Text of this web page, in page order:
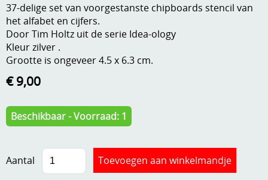
DVD-CD
Embossen
Handige extra's
Hechtingsmaterialen
Hout , MDF, kartonmateriaal, steen
Kleurmateriaal-tekenmateriaal
Kneedmateriaal
Anders creatief
Gastenboek
37-delige set van voorgestanste chipboards stencil van
het alfabet en cijfers.
Door Tim Holtz uit de serie Idea-ology
Kleur zilver .
Grootte is ongeveer 4.5 x 6.3 cm.
€ 9,00
Beschikbaar - Voorraad: 1
Aantal